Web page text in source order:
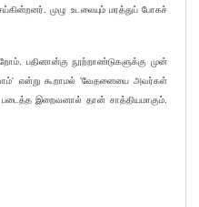
முழு உடலையும் மரத்துப் போகச்
பதினான்கு நூற்றாண்டுகளுக்கு முன்
என்று கூறாமல் 'வேதனையை அவர்கள்
இறைவனால் தான் சாத்தியமாகும்.